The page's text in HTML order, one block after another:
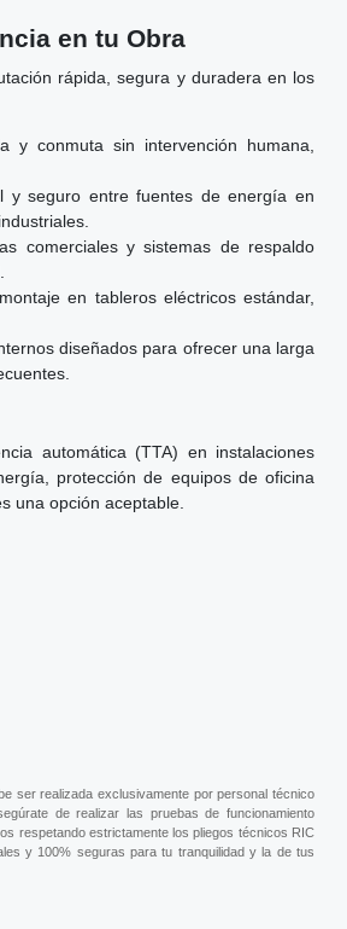
en tu Obra
rápida, segura y duradera en los
y conmuta sin intervención humana,
y seguro entre fuentes de energía en
comerciales y sistemas de respaldo
en tableros eléctricos estándar,
diseñados para ofrecer una larga
automática (TTA) en instalaciones
protección de equipos de oficina
una opción aceptable.
ser realizada exclusivamente por personal técnico
de realizar las pruebas de funcionamiento
respetando estrictamente los pliegos técnicos RIC
y 100% seguras para tu tranquilidad y la de tus